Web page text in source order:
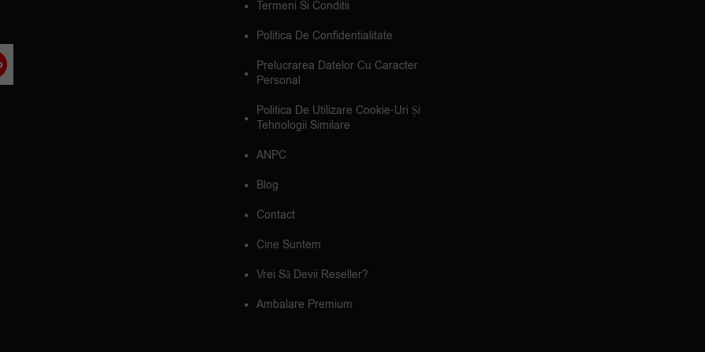
Termeni Si Conditii
Politica De Confidentialitate
Prelucrarea Datelor Cu Caracter
Personal
Politica De Utilizare Cookie-Uri Și
Tehnologii Similare
ANPC
Blog
Contact
Cine Suntem
Vrei Să Devii Reseller?
Ambalare Premium